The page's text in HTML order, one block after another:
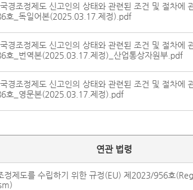
경조정제도 신고인의 상태와 관련된 조건 및 절차
호_독일어본(2025.03.17.제정).pdf
경조정제도 신고인의 상태와 관련된 조건 및 절차
호_번역본(2025.03.17.제정)_산업통상자원부.pdf
경조정제도 신고인의 상태와 관련된 조건 및 절차
호_영문본(2025.03.17.제정).pdf
연관 법령
정제도를 수립하기 위한 규정(EU) 제2023/956호